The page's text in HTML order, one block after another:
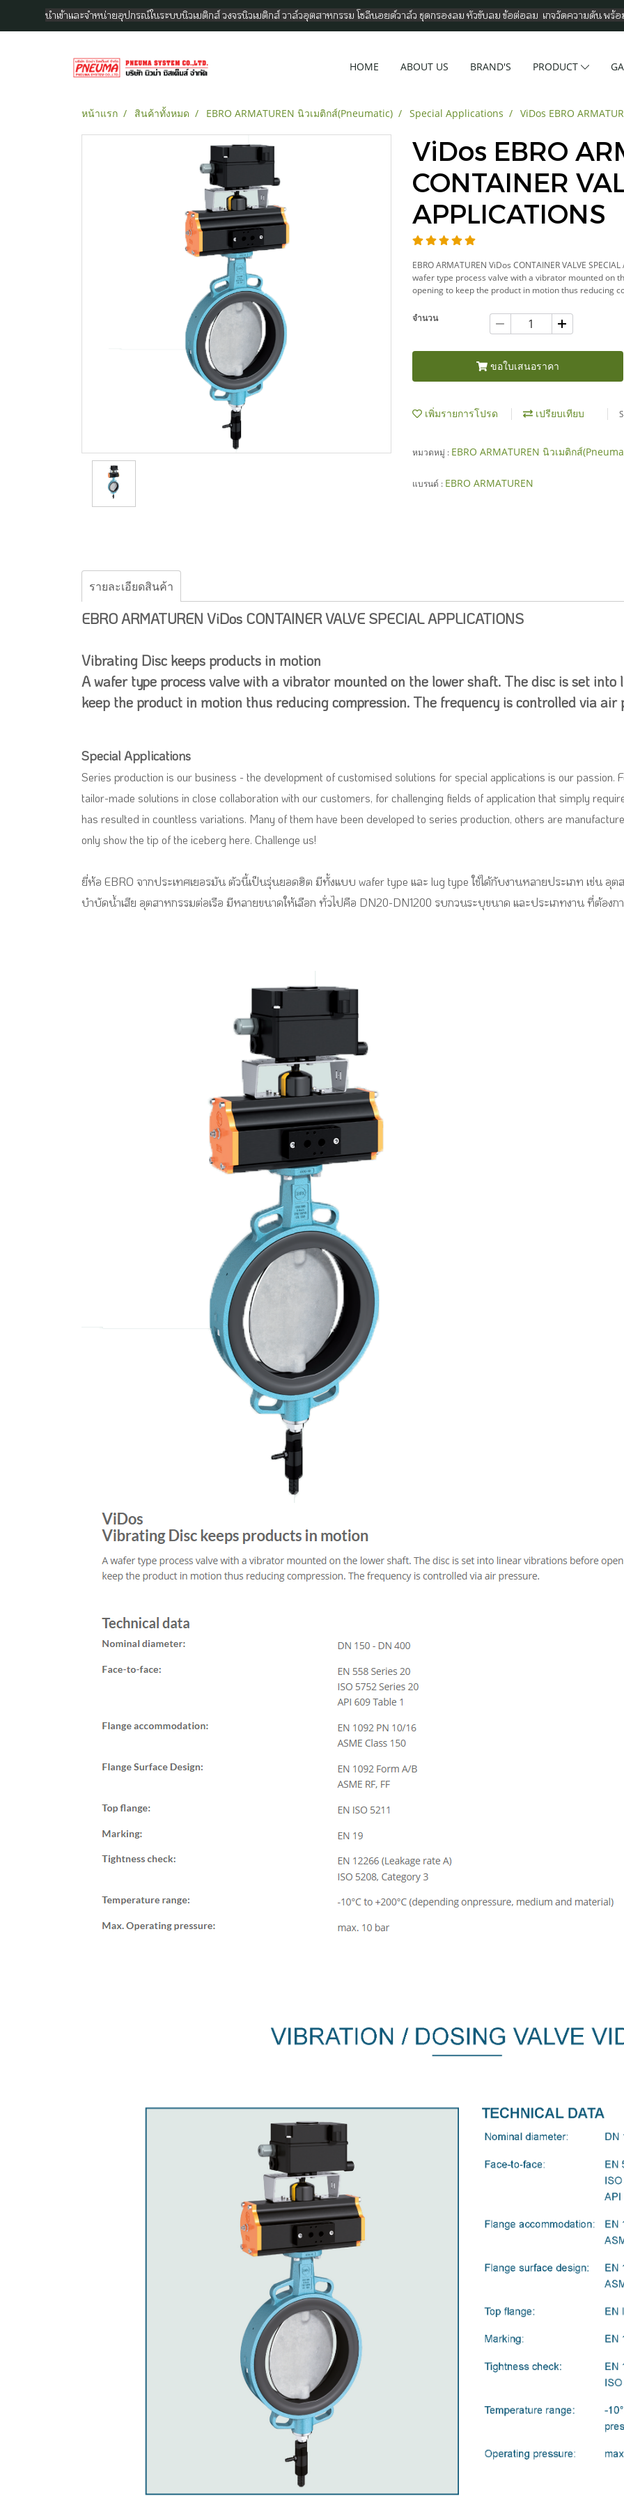
นำเข้าและจำหน่ายอุปกรณ์ในระบบนิวเมติกส์ วงจรนิวเมติกส์ วาล์วอุตสาหกรรม โซลีนอยด์วาล์ว ชุดกรองลม หัวขับลม ข้อต่อลม เกจวัดความดัน พร้อ
HOME ABOUT US BRAND'S PRODUCT
หน้าแรก สินค้าทั้งหมด EBRO ARMATUREN นิวเมติกส์(Pneumatic) Special Applications ViDos EBRO
ViDos EBRO
CONTAINER
APPLICATIONS
EBRO ARMATUREN ViDos CONTAINER VALVE
wafer type process valve with a vibrator mounted on
opening to keep the product in motion thus reducing
จำนวน
ขอใบเสนอราคา
เพิ่มรายการโปรด เปรียบเทียบ
หมวดหมู่ : EBRO ARMATUREN นิวเมติกส์
แบรนด์ : EBRO ARMATUREN
รายละเอียดสินค้า
EBRO ARMATUREN ViDos CONTAINER VALVE SPECIAL APPLICATIONS
Vibrating Disc keeps products in motion
A wafer type process valve with a vibrator mounted on the lower shaft. The disc is set
keep the product in motion thus reducing compression. The frequency is controlled via air
Special Applications
Series production is our business - the development of customised solutions for special applications is our passion.
tailor-made solutions in close collaboration with our customers, for challenging fields of application that simply
has resulted in countless variations. Many of them have been developed to series production, others are
only show the tip of the iceberg here. Challenge us!
ยี่ห้อ EBRO จากประเทศเยอรมัน ตัวนี้เป็นรุ่นยอดฮิต มีทั้งแบบ wafer type และ lug type ใช้ได้กับงานหลายประเภท เช่น อุต
บำบัดน้ำเสีย อุตสาหกรรมต่อเรือ มีหลายขนาดให้เลือก ทั่วไปคือ DN20-DN1200 รบกวนระบุขนาด และประเภทงาน ที่ต้องกา